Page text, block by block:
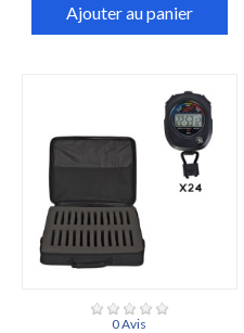
Ajouter au panier
0 Avis